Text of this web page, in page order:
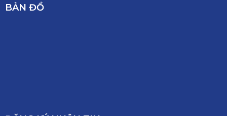
BẢN ĐỒ